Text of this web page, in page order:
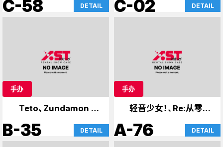
C-58 DETAIL C-02 DETAIL
手办
Teto、Zundamon 和
Yukari
B-35 DETAIL
手办
轻音少女！、Re:从零开
始的异世界生活
A-76 DETAIL